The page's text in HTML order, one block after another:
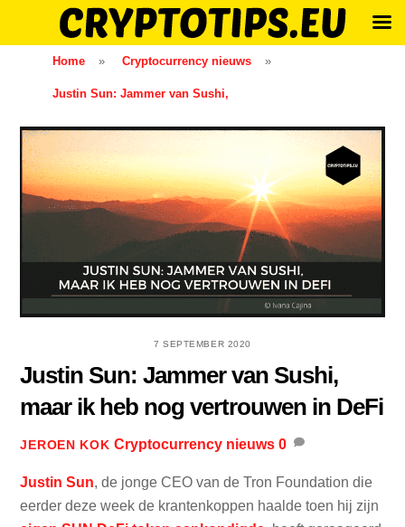
Home » Cryptocurrency nieuws »
Justin Sun: Jammer van Sushi,
7 SEPTEMBER 2020
Justin Sun: Jammer van Sushi,
maar ik heb nog vertrouwen in DeFi
JEROEN KOK Cryptocurrency nieuws 0
Justin Sun, de jonge CEO van de Tron Foundation die
eerder deze week de krantenkoppen haalde toen hij zijn